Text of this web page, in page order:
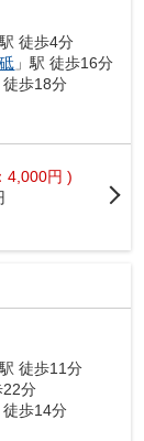
駅 徒歩4分
」駅 徒歩16分
徒歩18分
4,000円 )
駅 徒歩11分
22分
徒歩14分